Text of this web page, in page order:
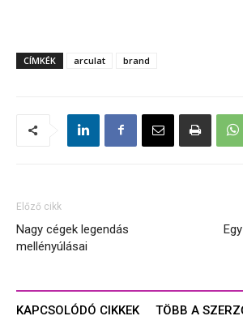
CÍMKÉK arculat brand
Előző cikk
Nagy cégek legendás
mellényúlásai
KAPCSOLÓDÓ CIKKEK TÖBB A